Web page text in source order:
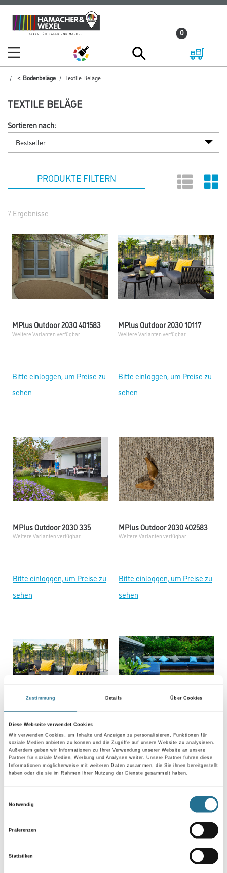
Zustimmung Details Über Cookies
Diese Webseite verwendet Cookies
Wir verwenden Cookies, um Inhalte und Anzeigen zu personalisieren, Funktionen für
soziale Medien anbieten zu können und die Zugriffe auf unsere Website zu analysieren.
Außerdem geben wir Informationen zu Ihrer Verwendung unserer Website an unsere
Partner für soziale Medien, Werbung und Analysen weiter. Unsere Partner führen diese
Informationen möglicherweise mit weiteren Daten zusammen, die Sie ihnen bereitgestellt
haben oder die sie im Rahmen Ihrer Nutzung der Dienste gesammelt haben.
Notwendig
Präferenzen
Statistiken
Zum
Inhalt
Zum
Navigationsmenü
0
Bodenbeläge Textile Beläge
TEXTILE BELÄGE
Sortieren nach:
PRODUKTE FILTERN
7 Ergebnisse
MPlus Outdoor 2030 401583
Weitere Varianten verfügbar
Bitte einloggen, um Preise zu
sehen
MPlus Outdoor 2030 10117
Weitere Varianten verfügbar
Bitte einloggen, um Preise zu
sehen
MPlus Outdoor 2030 335
Weitere Varianten verfügbar
Bitte einloggen, um Preise zu
sehen
MPlus Outdoor 2030 402583
Weitere Varianten verfügbar
Bitte einloggen, um Preise zu
sehen
MPlus Outdoor 2030 20123
Weitere Varianten verfügbar Weitere Varianten verfügbar